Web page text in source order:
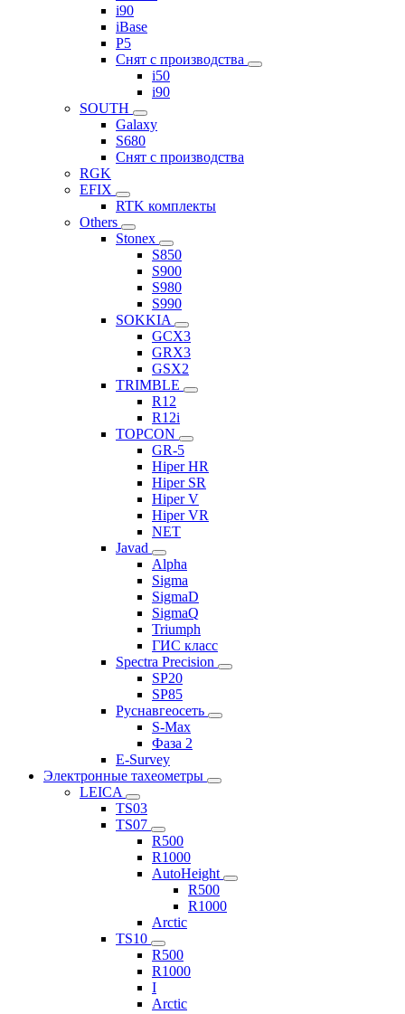
i90
iBase
P5
Снят с производства
i50
i90
SOUTH
Galaxy
S680
Снят с производства
RGK
EFIX
RTK комплекты
Others
Stonex
S850
S900
S980
S990
SOKKIA
GCX3
GRX3
GSX2
TRIMBLE
R12
R12i
TOPCON
GR-5
Hiper HR
Hiper SR
Hiper V
Hiper VR
NET
Javad
Alpha
Sigma
SigmaD
SigmaQ
Triumph
ГИС класс
Spectra Precision
SP20
SP85
Руснавгеосеть
S-Max
Фаза 2
E-Survey
Электронные тахеометры
LEICA
TS03
TS07
R500
R1000
AutoHeight
R500
R1000
Arctic
TS10
R500
R1000
I
Arctic